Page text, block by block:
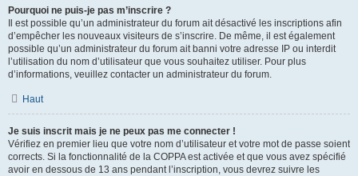
Pourquoi ne puis-je pas m’inscrire ?
Il est possible qu’un administrateur du forum ait désactivé les inscriptions afin
d’empêcher les nouveaux visiteurs de s’inscrire. De même, il est également
possible qu’un administrateur du forum ait banni votre adresse IP ou interdit
l’utilisation du nom d’utilisateur que vous souhaitez utiliser. Pour plus
d’informations, veuillez contacter un administrateur du forum.
Haut
Je suis inscrit mais je ne peux pas me connecter !
Vérifiez en premier lieu que votre nom d’utilisateur et votre mot de passe soient
corrects. Si la fonctionnalité de la COPPA est activée et que vous avez spécifié
avoir en dessous de 13 ans pendant l’inscription, vous devrez suivre les